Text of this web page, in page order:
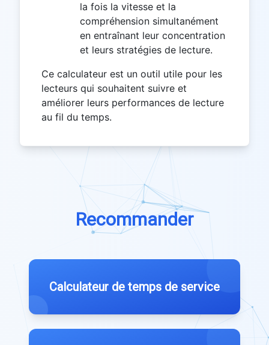
la fois la vitesse et la
compréhension simultanément
en entraînant leur concentration
et leurs stratégies de lecture.
Ce calculateur est un outil utile pour les
lecteurs qui souhaitent suivre et
améliorer leurs performances de lecture
au fil du temps.
Recommander
Calculateur de temps de service